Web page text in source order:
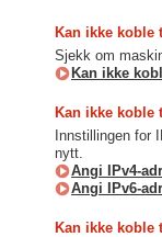
Kan ikke koble
Sjekk om
Kan ikke
Kan ikke koble
Innstillingen for
nytt.
Angi IPv4-
Angi IPv6-
Kan ikke koble